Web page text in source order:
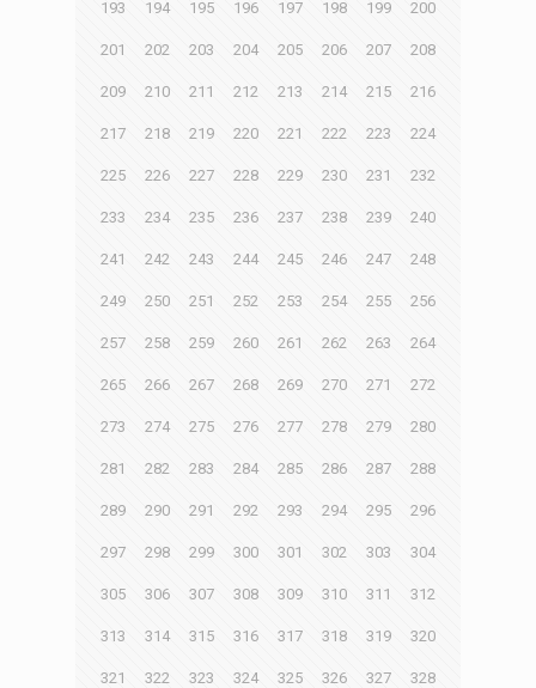
193 194 195 196 197 198 199 200
201 202 203 204 205 206 207 208
209 210 211 212 213 214 215 216
217 218 219 220 221 222 223 224
225 226 227 228 229 230 231 232
233 234 235 236 237 238 239 240
241 242 243 244 245 246 247 248
249 250 251 252 253 254 255 256
257 258 259 260 261 262 263 264
265 266 267 268 269 270 271 272
273 274 275 276 277 278 279 280
281 282 283 284 285 286 287 288
289 290 291 292 293 294 295 296
297 298 299 300 301 302 303 304
305 306 307 308 309 310 311 312
313 314 315 316 317 318 319 320
321 322 323 324 325 326 327 328